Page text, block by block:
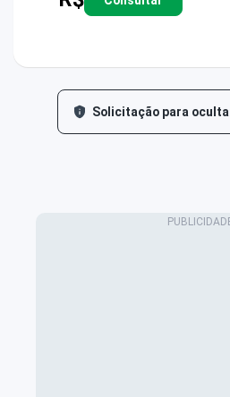
Solicitação para